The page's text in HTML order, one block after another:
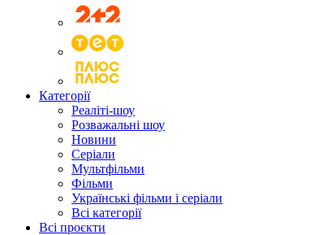
Категорії
Реаліті-шоу
Розважальні шоу
Новини
Серіали
Мультфільми
Фільми
Українські фільми і серіали
Всі категорії
Всі проєкти